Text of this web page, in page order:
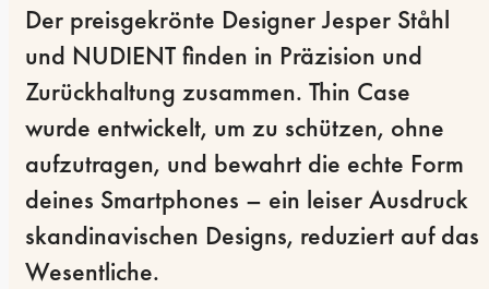
Der preisgekrönte Designer Jesper Ståhl
und NUDIENT finden in Präzision und
Zurückhaltung zusammen. Thin Case
wurde entwickelt, um zu schützen, ohne
aufzutragen, und bewahrt die echte Form
deines Smartphones – ein leiser Ausdruck
skandinavischen Designs, reduziert auf das
Wesentliche.